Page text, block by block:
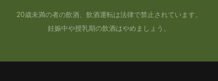
20歳未満の者の飲酒、飲酒運転は法律で禁止されています。
妊娠中や授乳期の飲酒はやめましょう。